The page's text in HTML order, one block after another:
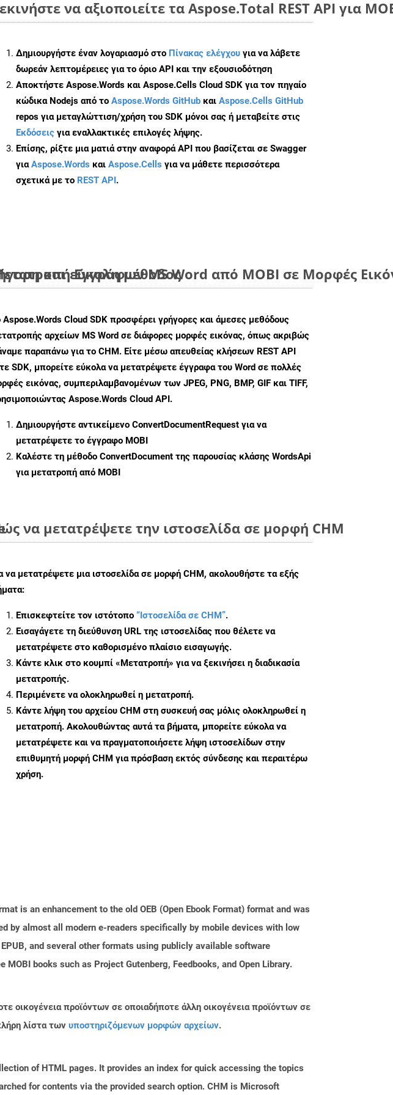
να αξιοποιείτε τα Aspose.Total REST API για
Δημιουργήστε έναν λογαριασμό στο Πίνακας ελέγχου για να λάβετε
δωρεάν λεπτομέρειες για το όριο API και την εξουσιοδότηση
Αποκτήστε Aspose.Words και Aspose.Cells Cloud SDK για τον πηγαίο
κώδικα Nodejs από το Aspose.Words GitHub και Aspose.Cells GitHub
repos για μεταγλώττιση/χρήση του SDK μόνοι σας ή μεταβείτε στις
Εκδόσεις για εναλλακτικές επιλογές λήψης.
Επίσης, ρίξτε μια ματιά στην αναφορά API που βασίζεται σε Swagger
γιαAspose.Words και Aspose.Cells για να μάθετε περισσότερα
σχετικά με το REST API.
και εύκολη μέθοδος
Εγγράφων MS Word από MOBI σε Μορφές
Aspose.Words Cloud SDK προσφέρει γρήγορες και άμεσες μεθόδους
αρχείων MS Word σε διάφορες μορφές εικόνας, όπως ακριβώς
παραπάνω για το CHM. Είτε μέσω απευθείας κλήσεων REST API
SDK, μπορείτε εύκολα να μετατρέψετε έγγραφα του Word σε πολλές
εικόνας, συμπεριλαμβανομένων των JPEG, PNG, BMP, GIF και TIFF,
Aspose.Words Cloud API.
Δημιουργήστε αντικείμενο ConvertDocumentRequest για να
μετατρέψετε το έγγραφο MOBI
Καλέστε τη μέθοδο ConvertDocument της παρουσίας κλάσης WordsApi
για μετατροπή από MOBI
να μετατρέψετε την ιστοσελίδα σε μορφή CHM
να μετατρέψετε μια ιστοσελίδα σε μορφή CHM, ακολουθήστε τα εξής
Επισκεφτείτε τον ιστότοπο “Ιστοσελίδα σε CHM”.
Εισαγάγετε τη διεύθυνση URL της ιστοσελίδας που θέλετε να
μετατρέψετε στο καθορισμένο πλαίσιο εισαγωγής.
Κάντε κλικ στο κουμπί «Μετατροπή» για να ξεκινήσει η διαδικασία
μετατροπής.
Περιμένετε να ολοκληρωθεί η μετατροπή.
Κάντε λήψη του αρχείου CHM στη συσκευή σας μόλις ολοκληρωθεί η
μετατροπή. Ακολουθώντας αυτά τα βήματα, μπορείτε εύκολα να
μετατρέψετε και να πραγματοποιήσετε λήψη ιστοσελίδων στην
επιθυμητή μορφή CHM για πρόσβαση εκτός σύνδεσης και περαιτέρω
χρήση.
is an enhancement to the old OEB (Open Ebook Format) format and was
by almost all modern e-readers specifically by mobile devices with low
and several other formats using publicly available software
books such as Project Gutenberg, Feedbooks, and Open Library.
οικογένεια προϊόντων σε οποιαδήποτε άλλη οικογένεια προϊόντων σε
λίστα των υποστηριζόμενων μορφών αρχείων.
of HTML pages. It provides an index for quick accessing the topics
for contents via the provided search option. CHM is Microsoft